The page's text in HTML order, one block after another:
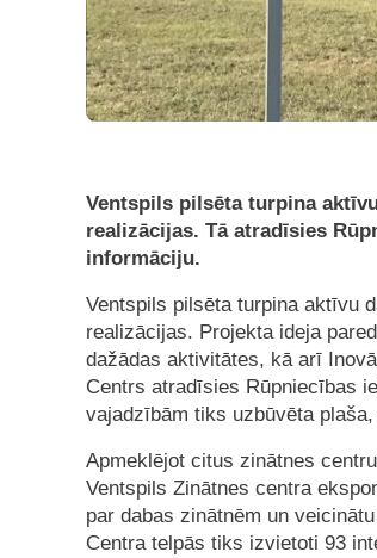
Ventspils pilsēta turpina
realizācijas. Tā atradīsies
informāciju.
Ventspils pilsēta turpina aktīvu
realizācijas. Projekta ideja
dažādas aktivitātes, kā arī
Centrs atradīsies Rūpniecības
vajadzībām tiks uzbūvēta
Apmeklējot citus zinātnes
Ventspils Zinātnes centra
par dabas zinātnēm un
Centra telpās tiks izvietoti 93